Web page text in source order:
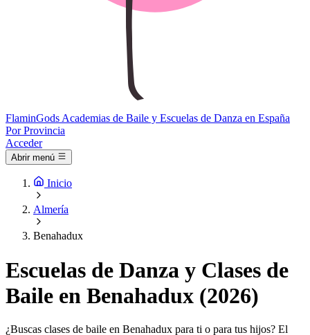
FlaminGods Academias de Baile y Escuelas de Danza en España
Por Provincia
Acceder
Abrir menú
Inicio
Almería
Benahadux
Escuelas de Danza y Clases de
Baile en Benahadux (2026)
¿Buscas clases de baile en Benahadux para ti o para tus hijos? El